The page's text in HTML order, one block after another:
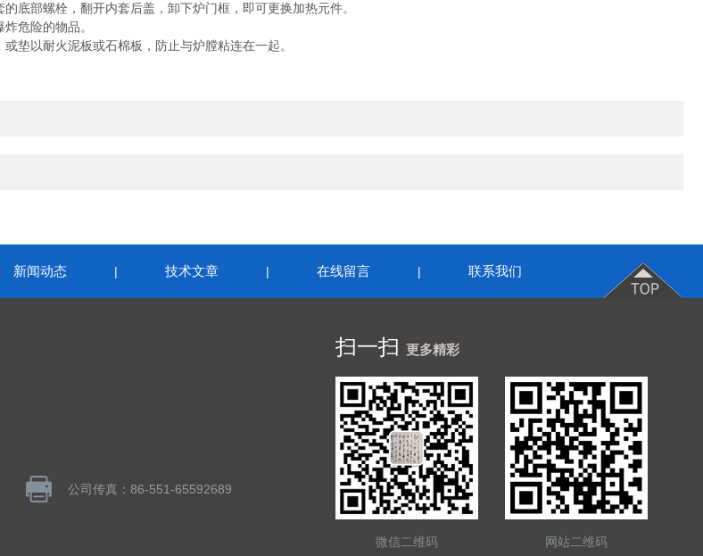
部螺栓，翻开内套后盖，卸下炉门框，即可更换加热元件。
危险的物品。
以耐火泥板或石棉板，防止与炉膛粘连在一起。
新闻动态 | 技术文章 | 在线留言 | 联系我们
公司传真：86-551-65592689
扫一扫 更多精彩
微信二维码 网站二维码